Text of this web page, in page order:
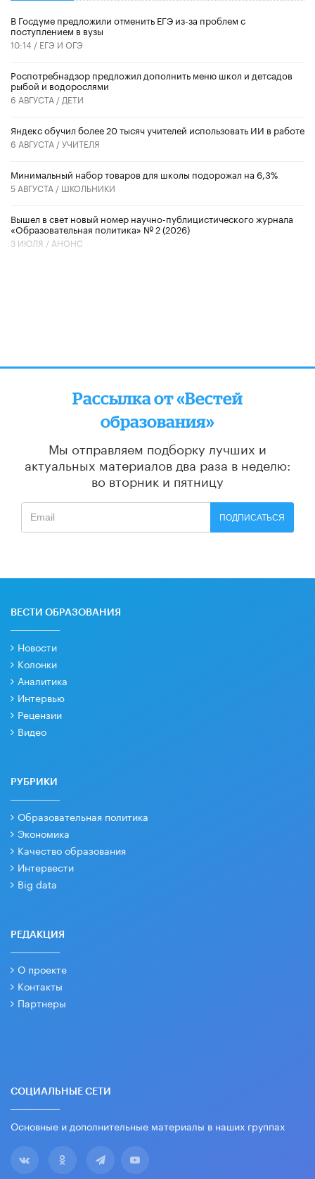
В Госдуме предложили отменить ЕГЭ из-за проблем с
поступлением в вузы
10:14 / ЕГЭ И ОГЭ
Роспотребнадзор предложил дополнить меню школ и детсадов
рыбой и водорослями
6 АВГУСТА / ДЕТИ
​Яндекс обучил более 20 тысяч учителей использовать ИИ в работе
6 АВГУСТА /УЧИТЕЛЯ
Минимальный набор товаров для школы подорожал на 6,3%
5 АВГУСТА / ШКОЛЬНИКИ
Вышел в свет новый номер научно-публицистического журнала
«Образовательная политика» № 2 (2026)
3 ИЮЛЯ / АНОНС
Рассылка от «Вестей
образования»
Мы отправляем подборку лучших и
актуальных материалов два раза в неделю:
во вторник и пятницу
ПОДПИСАТЬСЯ
ВЕСТИ ОБРАЗОВАНИЯ
Новости
Колонки
Аналитика
Интервью
Рецензии
Видео
РУБРИКИ
Образовательная политика
Экономика
Качество образования
Интервести
Big data
РЕДАКЦИЯ
О проекте
Контакты
Партнеры
СОЦИАЛЬНЫЕ СЕТИ
Основные и дополнительные материалы в наших группах